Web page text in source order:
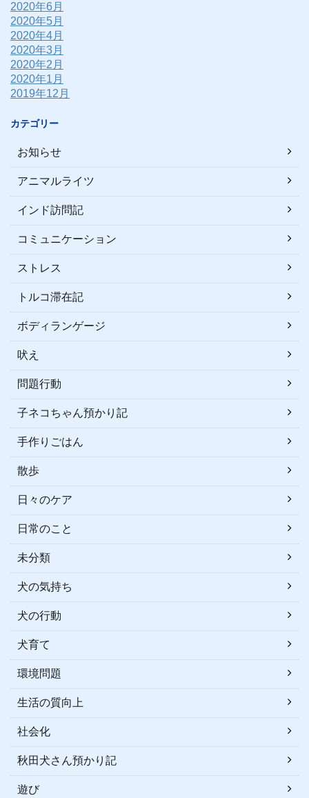
2020年6月
2020年5月
2020年4月
2020年3月
2020年2月
2020年1月
2019年12月
カテゴリー
お知らせ
アニマルライツ
インド訪問記
コミュニケーション
ストレス
トルコ滞在記
ボディランゲージ
吠え
問題行動
子ネコちゃん預かり記
手作りごはん
散歩
日々のケア
日常のこと
未分類
犬の気持ち
犬の行動
犬育て
環境問題
生活の質向上
社会化
秋田犬さん預かり記
遊び